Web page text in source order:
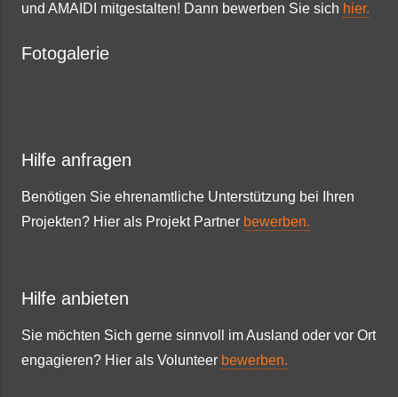
und AMAIDI mitgestalten! Dann bewerben Sie sich hier.
Fotogalerie
Hilfe anfragen
Benötigen Sie ehrenamtliche Unterstützung bei Ihren
Projekten? Hier als Projekt Partner bewerben.
Hilfe anbieten
Sie möchten Sich gerne sinnvoll im Ausland oder vor Ort
engagieren? Hier als Volunteer bewerben.